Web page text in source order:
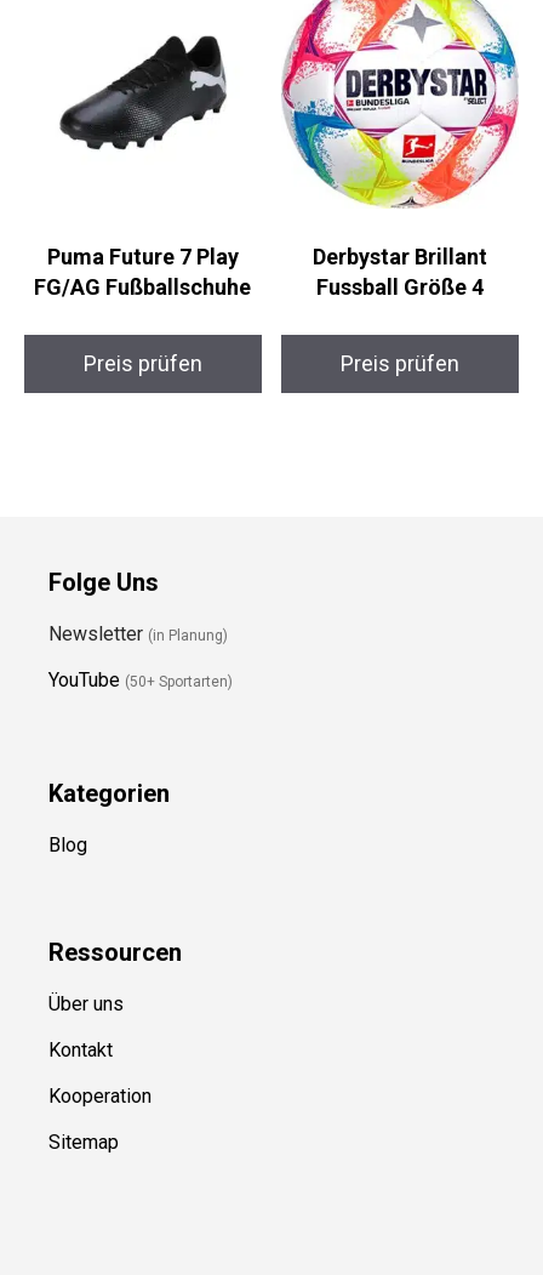
Puma Future 7 Play
FG/AG Fußballschuhe
Derbystar Brillant
Fussball Größe 4
Folge Uns
YouTube (50+ Sportarten)
Blog
Ressource
Über uns
Kontakt